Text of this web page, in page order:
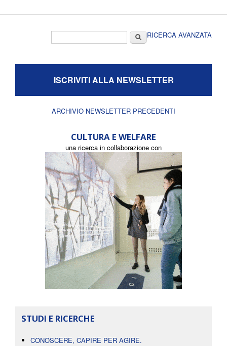
CercaRICERCA AVANZATA
ISCRIVITI ALLA NEWSLETTER
ARCHIVIO NEWSLETTER PRECEDENTI
CULTURA E WELFARE
una ricerca in collaborazione con
STUDI E RICERCHE
CONOSCERE, CAPIRE PER AGIRE.